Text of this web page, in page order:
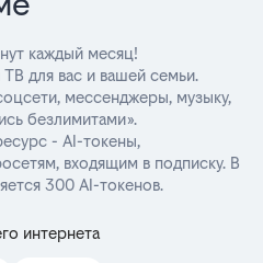
каждый месяц!
для вас и вашей семьи.
мессенджеры, музыку,
безлимитами».
- AI-токены,
входящим в подписку. В
300 AI-токенов.
интернета